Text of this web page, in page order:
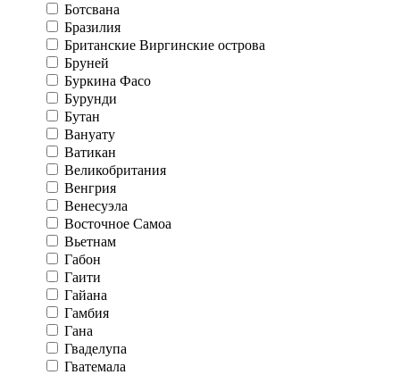
Ботсвана
Бразилия
Британские Виргинские острова
Бруней
Буркина Фасо
Бурунди
Бутан
Вануату
Ватикан
Великобритания
Венгрия
Венесуэла
Восточное Самоа
Вьетнам
Габон
Гаити
Гайана
Гамбия
Гана
Гваделупа
Гватемала